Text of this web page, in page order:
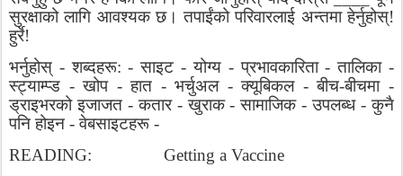
सुरक्षाको लागि आवश्यक छ। तपाईंको परिवारलाई अन्तमा हेर्नुहोस्!
हुर्रे!
भर्नुहोस् -शब्दहरू: -साइट -योग्य-प्रभावकारिता-तालिका-
स्ट्याम्प्ड -खोप-हात -भर्चुअल-क्यूबिकल-बीच-बीचमा-
ड्राइभरको इजाजत-कतार-खुराक-सामाजिक-उपलब्ध-कुनै
पनि होइन -वेबसाइटहरू -
READING:
Getting a Vaccine